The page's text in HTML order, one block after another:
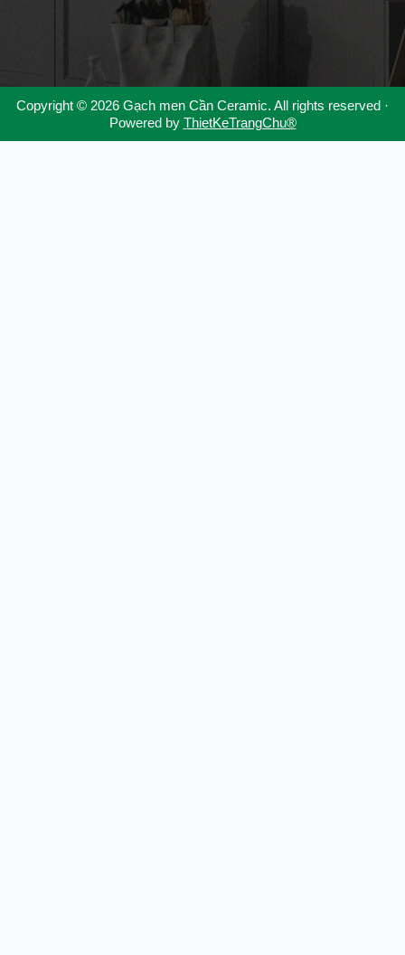
Copyright © 2026 Gạch men Cần Ceramic. All rights reserved ·
Powered by ThietKeTrangChu®